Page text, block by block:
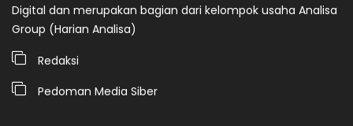
Digital dan merupakan bagian dari kelompok usaha Analisa
Group (Harian Analisa)
Redaksi
Pedoman Media Siber